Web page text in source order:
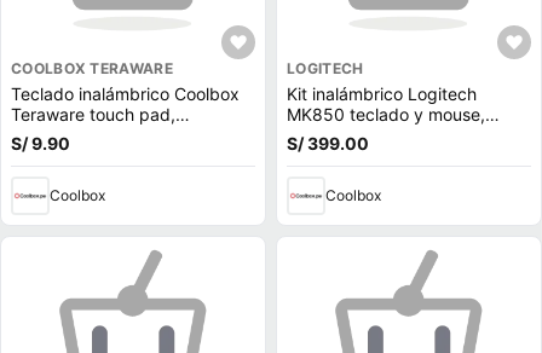
COOLBOX TERAWARE
Teclado inalámbrico Coolbox
Teraware touch pad,
membrana, bluetooth, 6 teclas
especiales, compatible smart
S/ 9.90
Coolbox
LOGITECH
Kit inalámbrico Logitech
MK850 teclado y mouse,
membrana, bluetooth, usa
pilas, negro
S/ 399.00
Coolbox